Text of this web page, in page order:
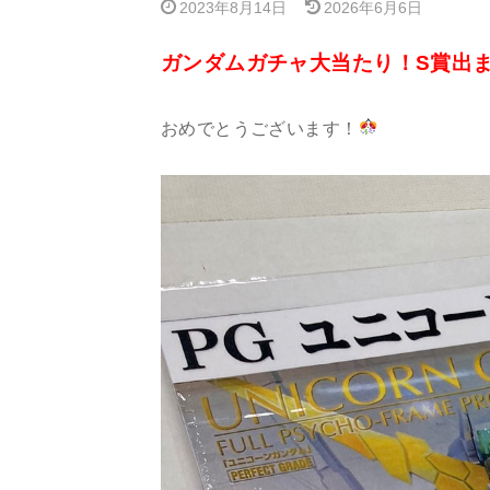
2023年8月14日 2026年6月6日
ガンダムガチャ大当たり！S賞出
おめでとうございます！